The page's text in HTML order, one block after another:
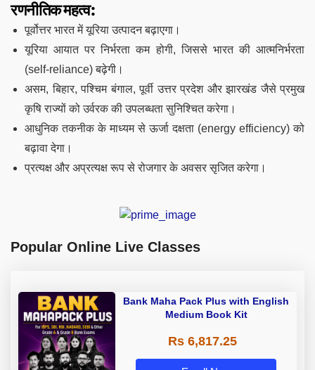
रणनीतिक महत्व:
पूर्वोत्तर भारत में यूरिया उत्पादन बढ़ाएगा।
यूरिया आयात पर निर्भरता कम होगी, जिससे भारत की आत्मनिर्भरता
(self-reliance) बढ़ेगी।
असम, बिहार, पश्चिम बंगाल, पूर्वी उत्तर प्रदेश और झारखंड जैसे प्रमुख
कृषि राज्यों को उर्वरक की उपलब्धता सुनिश्चित करेगा।
आधुनिक तकनीक के माध्यम से ऊर्जा दक्षता (energy efficiency) को
बढ़ावा देगा।
प्रत्यक्ष और अप्रत्यक्ष रूप से रोजगार के अवसर सृजित करेगा।
Popular Online Live Classes
Bank Maha Pack Plus with English
Medium Book Kit
Rs 6,817.25